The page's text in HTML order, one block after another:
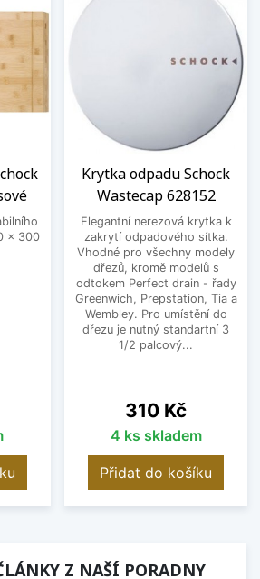
x 300
Krytka odpadu Schock
Wastecap 628152
Elegantní nerezová krytka k
zakrytí odpadového sítka.
Vhodné pro všechny modely
dřezů, kromě modelů s
odtokem Perfect drain - řady
Greenwich, Prepstation, Tia a
Wembley. Pro umístění do
dřezu je nutný standartní 3
1/2 palcový...
Cena
310 Kč
4 ks skladem
Přidat do košíku
Z NAŠÍ PORADNY